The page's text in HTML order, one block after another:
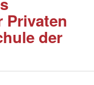
Privaten
der